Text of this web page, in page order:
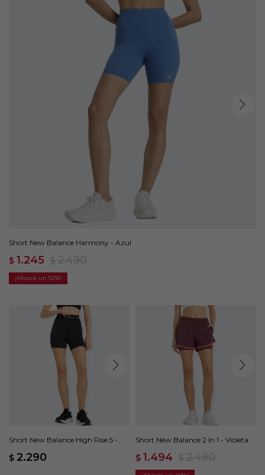
Short New Balance Harmony - Azul
$ 1.245 $ 2.490
50
Short New Balance High Rise 5 -
$ 2.290
Short New Balance 2 In 1 - Violeta
$ 1.494 $ 2.490